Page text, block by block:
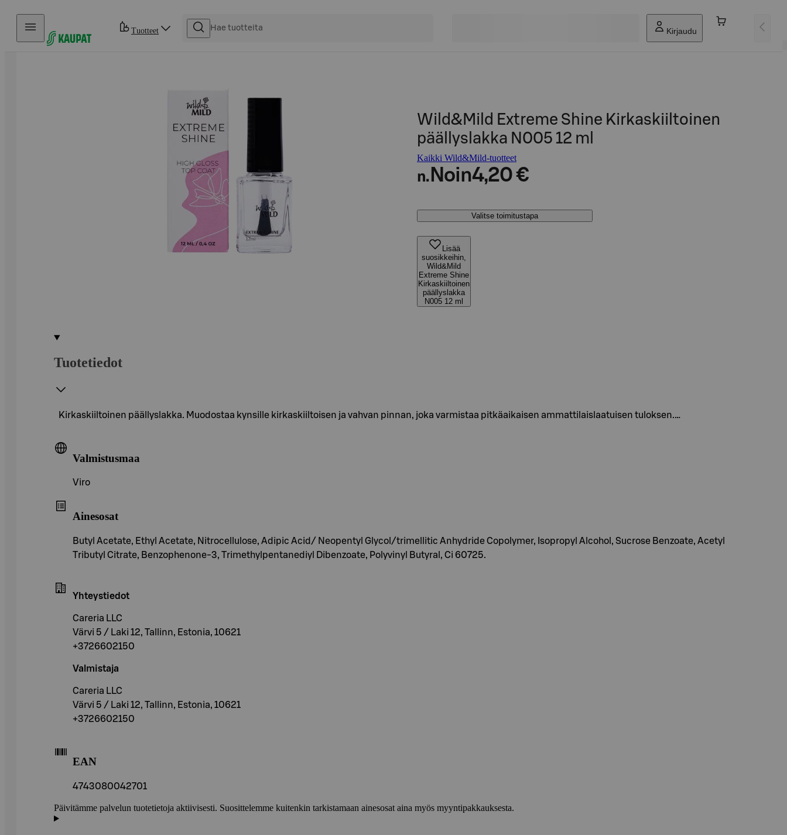
Hyppää sisältöön
Tuotteet Kirjaudu
Wild&Mild Extreme Shine Kirkaskiiltoinen
päällyslakka N005 12 ml
Kaikki Wild&Mild-tuotteet
n. Noin4,20 €
Valitse toimitustapa
Lisää
suosikkeihin,
Wild&Mild
Extreme Shine
Kirkaskiiltoinen
päällyslakka
N005 12 ml
Tuotetiedot
Kirkaskiiltoinen päällyslakka. Muodostaa kynsille kirkaskiiltoisen ja vahvan pinnan, joka varmistaa pitkäaikaisen ammattilaislaatuisen tuloksen.…
Valmistusmaa
Viro
Ainesosat
Butyl Acetate, Ethyl Acetate, Nitrocellulose, Adipic Acid/ Neopentyl Glycol/trimellitic Anhydride Copolymer, Isopropyl Alcohol, Sucrose Benzoate, Acetyl
Tributyl Citrate, Benzophenone-3, Trimethylpentanediyl Dibenzoate, Polyvinyl Butyral, Ci 60725.
Yhteystiedot
Careria LLC
Värvi 5 / Laki 12, Tallinn, Estonia, 10621
+3726602150
Valmistaja
Careria LLC
Värvi 5 / Laki 12, Tallinn, Estonia, 10621
+3726602150
EAN
4743080042701
Päivitämme palvelun tuotetietoja aktiivisesti. Suosittelemme kuitenkin tarkistamaan ainesosat aina myös myyntipakkauksesta.